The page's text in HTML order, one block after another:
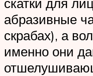
абразивные
скрабах), а
именно они